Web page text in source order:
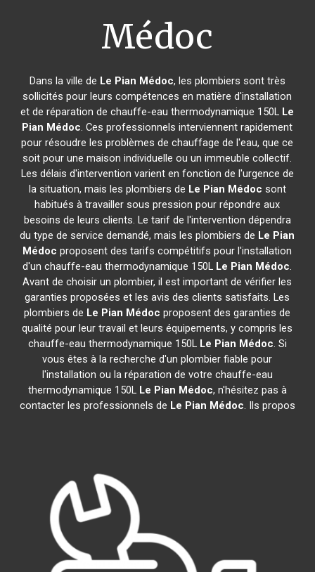
Médoc
Dans la ville de Le Pian Médoc, les plombiers sont très
sollicités pour leurs compétences en matière d'installation
et de réparation de chauffe-eau thermodynamique 150L Le
Pian Médoc. Ces professionnels interviennent rapidement
pour résoudre les problèmes de chauffage de l'eau, que ce
soit pour une maison individuelle ou un immeuble collectif.
Les délais d'intervention varient en fonction de l'urgence de
la situation, mais les plombiers de Le Pian Médoc sont
habitués à travailler sous pression pour répondre aux
besoins de leurs clients. Le tarif de l'intervention dépendra
du type de service demandé, mais les plombiers de Le Pian
Médoc proposent des tarifs compétitifs pour l'installation
d'un chauffe-eau thermodynamique 150L Le Pian Médoc.
Avant de choisir un plombier, il est important de vérifier les
garanties proposées et les avis des clients satisfaits. Les
plombiers de Le Pian Médoc proposent des garanties de
qualité pour leur travail et leurs équipements, y compris les
chauffe-eau thermodynamique 150L Le Pian Médoc. Si
vous êtes à la recherche d'un plombier fiable pour
l'installation ou la réparation de votre chauffe-eau
thermodynamique 150L Le Pian Médoc, n'hésitez pas à
contacter les professionnels de Le Pian Médoc. Ils propos